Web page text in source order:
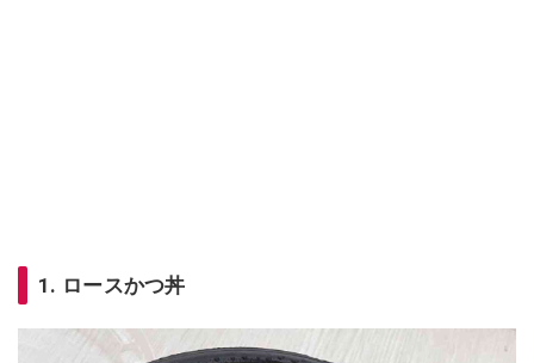
1. ロースかつ丼